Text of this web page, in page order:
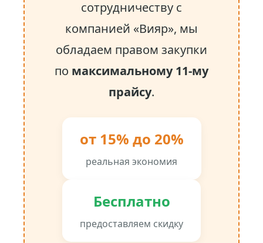
сотрудничеству с
компанией «Вияр», мы
обладаем правом закупки
по максимальному 11-му
прайсу.
от 15% до 20%
реальная экономия
Бесплатно
предоставляем скидку